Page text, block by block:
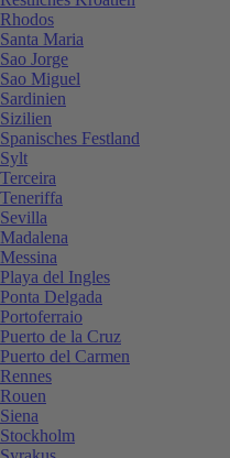
Rhodos
Santa Maria
Sao Jorge
Sao Miguel
Sardinien
Sizilien
Spanisches Festland
Sylt
Terceira
Teneriffa
Sevilla
Madalena
Messina
Playa del Ingles
Ponta Delgada
Portoferraio
Puerto de la Cruz
Puerto del Carmen
Rennes
Rouen
Siena
Stockholm